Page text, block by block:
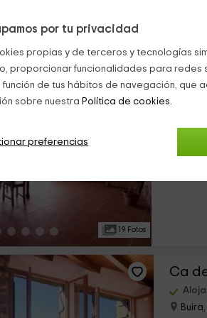
por tu privacidad
propias y de terceros y tecnologías
proporcionar funcionalidades para redes
de tus hábitos de navegación, que
sobre nuestra Política de cookies.
preferencias
19 Fotos
Ca
Ca